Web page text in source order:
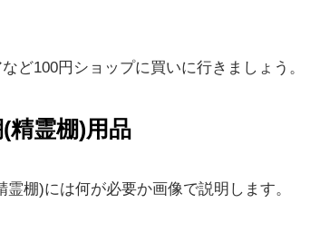
ど100円ショップに買いに行きましょう。
精霊棚)用品
棚)には何が必要か画像で説明します。